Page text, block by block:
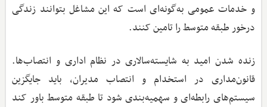
و خدمات عمومی به‌گونه‌ای است که این مشاغل بتوانند زندگی
درخور طبقه متوسط را تامین کنند.
زنده شدن امید به شایسته‌سالاری در نظام اداری و انتصاب‌ها.
قانون‌مداری در استخدام و انتصاب مدیران، باید جایگزین
سیستم‌های رابطه‌ای و سهمیه‌بندی شود تا طبقه متوسط باور کند